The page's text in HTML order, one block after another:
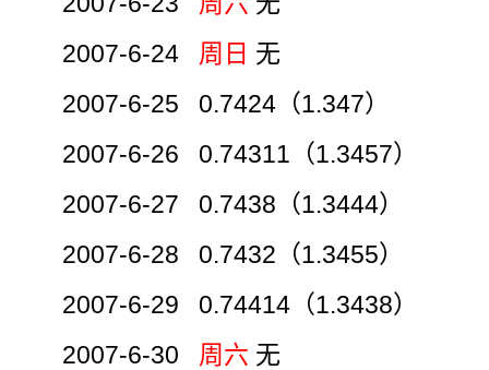
2007-6-24 周日 无
2007-6-25 0.7424（1.347）
2007-6-26 0.74311（1.3457）
2007-6-27 0.7438（1.3444）
2007-6-28 0.7432（1.3455）
2007-6-29 0.74414（1.3438）
2007-6-30 周六 无